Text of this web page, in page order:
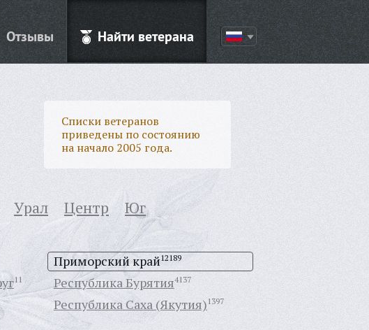
Отзывы Найти ветерана
Списки ветеранов
приведены по состоянию
на начало 2005 года.
Урал Центр Юг
11
Приморский край12189
Республика Бурятия4137
Республика Саха (Якутия)1397